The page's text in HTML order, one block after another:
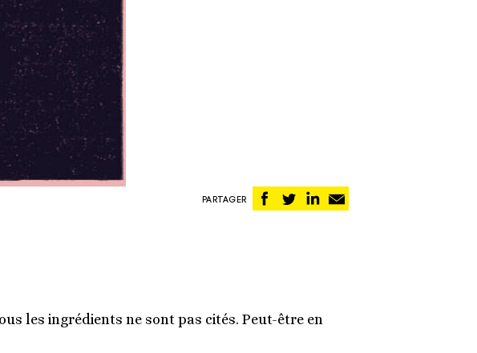
PARTAGER
Partager
sur
Partager
sur
Partager
sur par
les ingrédients ne sont pas cités. Peut-être en